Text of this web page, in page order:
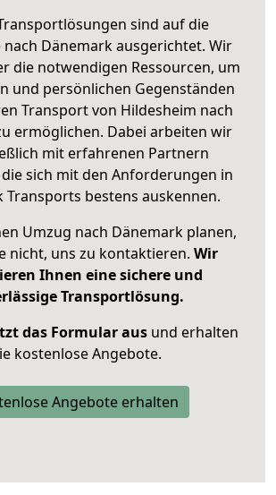
sind auf die
nach Dänemark ausgerichtet. Wir
die notwendigen Ressourcen, um
und persönlichen Gegenständen
Transport von Hildesheim nach
ermöglichen. Dabei arbeiten wir
mit erfahrenen Partnern
sich mit den Anforderungen in
Transports bestens auskennen.
Umzug nach Dänemark planen,
nicht, uns zu kontaktieren. Wir
Ihnen eine sichere und
Transportlösung.
das Formular ausund erhalten
kostenlose Angebote.
Angebote erhalten